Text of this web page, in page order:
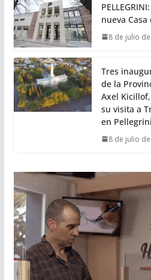
nueva
8 de julio
Tres
de la
Axel
su visita a
en Pellegrini
8 de julio